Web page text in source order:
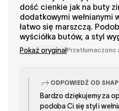
dość cienkie jak na buty
dodatkowymi wełnianymi
łatwo się marszczą.
wyściółka butów, a styl
Pokaż oryginał
ODPOWIEDŹ OD
Bardzo dziękujemy za
podoba Ci się styl i